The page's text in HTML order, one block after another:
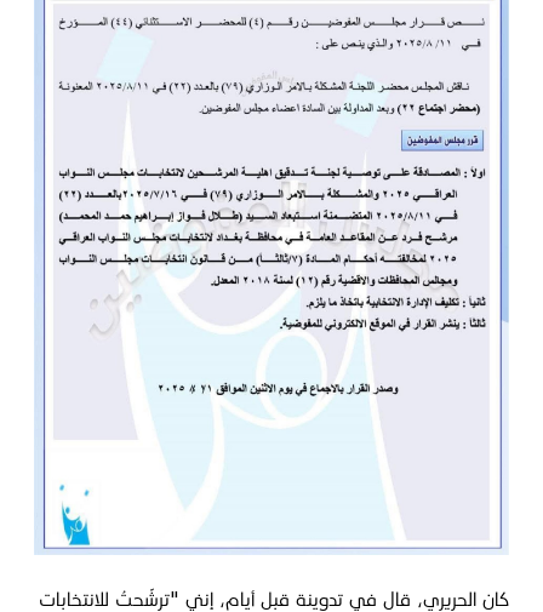
كان الحريري، قال في تدوينة قبل أيام، إنني "ترشّحتُ للانتخابات